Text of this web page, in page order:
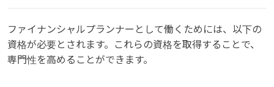
ファイナンシャルプランナーとして働くためには、以下の
資格が必要とされます。これらの資格を取得することで、
専門性を高めることができます。